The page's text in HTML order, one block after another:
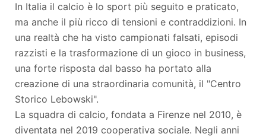
In Italia il calcio è lo sport più seguito e praticato,
ma anche il più ricco di tensioni e contraddizioni. In
una realtà che ha visto campionati falsati, episodi
razzisti e la trasformazione di un gioco in business,
una forte risposta dal basso ha portato alla
creazione di una straordinaria comunità, il "Centro
Storico Lebowski".
La squadra di calcio, fondata a Firenze nel 2010, è
diventata nel 2019 cooperativa sociale. Negli anni